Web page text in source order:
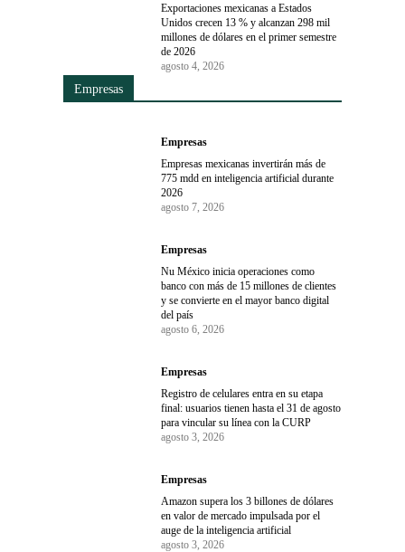
Exportaciones mexicanas a Estados
Unidos crecen 13 % y alcanzan 298 mil
millones de dólares en el primer semestre
de 2026
agosto 4, 2026
Empresas
Empresas
Empresas mexicanas invertirán más de
775 mdd en inteligencia artificial durante
2026
agosto 7, 2026
Empresas
Nu México inicia operaciones como
banco con más de 15 millones de clientes
y se convierte en el mayor banco digital
del país
agosto 6, 2026
Empresas
Registro de celulares entra en su etapa
final: usuarios tienen hasta el 31 de agosto
para vincular su línea con la CURP
agosto 3, 2026
Empresas
Amazon supera los 3 billones de dólares
en valor de mercado impulsada por el
auge de la inteligencia artificial
agosto 3, 2026